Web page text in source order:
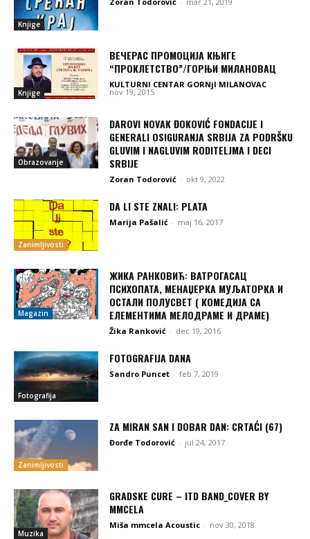
Knjige
Knjige
ВЕЧЕРАС ПРОМОЦИЈА КЊИГЕ
“ПРОКЛЕТСТВО”/ГОРЊИ МИЛАНОВАЦ
KULTURNI CENTAR GORNjI MILANOVAC -
nov 19, 2015
Obrazovanje
DAROVI NOVAK ĐOKOVIĆ FONDACIJE I
GENERALI OSIGURANJA SRBIJA ZA PODRŠKU
GLUVIM I NAGLUVIM RODITELJMA I DECI
SRBIJE
Zoran Todorović - okt 9, 2022
Zanimljivosti
DA LI STE ZNALI: PLATA
Marija Pašalić - maj 16, 2017
Magazin
ЖИКА РАНКОВИЋ: ВАТРОГАСАЦ
ПСИХОПАТА, МЕНАЏЕРКА МУЉАТОРКА И
ОСТАЛИ ПОЛУСВЕТ ( КОМЕДИЈА СА
ЕЛЕМЕНТИМА МЕЛОДРАМЕ И ДРАМЕ)
Žika Ranković - dec 19, 2016
Fotografija
FOTOGRAFIJA DANA
Sandro Puncet - feb 7, 2019
Zanimljivosti
ZA MIRAN SAN I DOBAR DAN: CRTAĆI (67)
Đorđe Todorović - jul 24, 2017
Muzika
GRADSKE CURE – ITD BAND_COVER BY
MMCELA
Miša mmcela Acoustic - nov 30, 2018